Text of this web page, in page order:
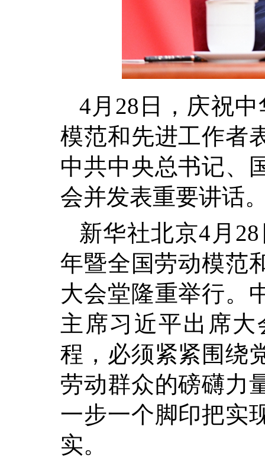
4月28日，庆祝
模范和先进工作者
中共中央总书记、
会并发表重要讲话
新华社北京4月
年暨全国劳动模范
大会堂隆重举行。
主席习近平出席
程，必须紧紧围绕
劳动群众的磅礴力
一步一个脚印把实
实。